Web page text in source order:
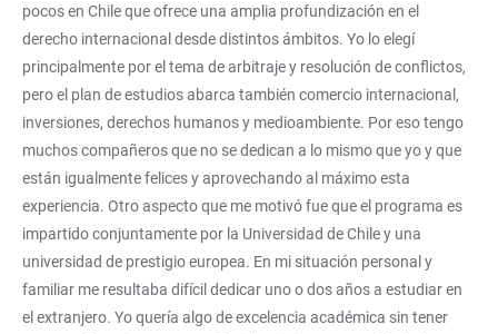
pocos en Chile que ofrece una amplia profundización en el
derecho internacional desde distintos ámbitos. Yo lo elegí
principalmente por el tema de arbitraje y resolución de conflictos,
pero el plan de estudios abarca también comercio internacional,
inversiones, derechos humanos y medioambiente. Por eso tengo
muchos compañeros que no se dedican a lo mismo que yo y que
están igualmente felices y aprovechando al máximo esta
experiencia. Otro aspecto que me motivó fue que el programa es
impartido conjuntamente por la Universidad de Chile y una
universidad de prestigio europea. En mi situación personal y
familiar me resultaba difícil dedicar uno o dos años a estudiar en
el extranjero. Yo quería algo de excelencia académica sin tener